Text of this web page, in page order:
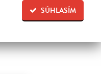
SÚHLASÍM